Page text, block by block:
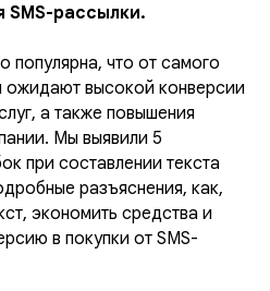
SMS-рассылки.
популярна, что от самого
ожидают высокой конверсии
а также повышения
Мы выявили 5
при составлении текста
разъяснения, как,
экономить средства и
в покупки от SMS-